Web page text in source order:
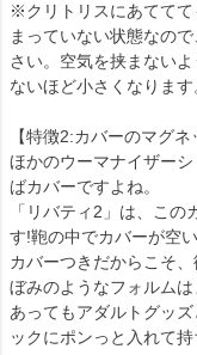
※クリトリスにあててて
まっていない状態なの
さい。空気を挟まない
ないほど小さくなります
【特徴2:カバーのマグ
ほかのウーマナイザー
ばカバーですよね。
「リバティ2」は、こ
す!鞄の中でカバーが空
カバーつきだからこそ
ぼみのようなフォルム
あってもアダルトグッ
ックにポンっと入れて持